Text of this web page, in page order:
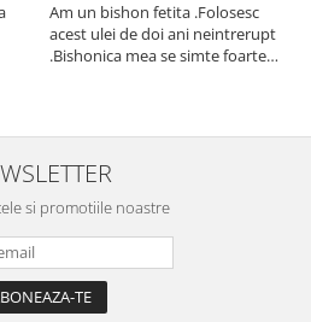
Am un bishon fetita .Folosesc
acest ulei de doi ani neintrerupt
.Bishonica mea se simte foarte
recomand cu mult drag !
si promotiile noastre